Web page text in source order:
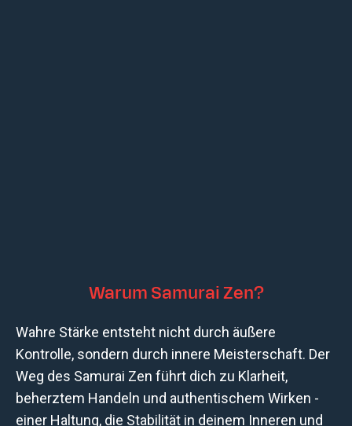
Warum Samurai Zen?
Wahre Stärke entsteht nicht durch äußere
Kontrolle, sondern durch innere Meisterschaft. Der
Weg des Samurai Zen führt dich zu Klarheit,
beherztem Handeln und authentischem Wirken -
einer Haltung, die Stabilität in deinem Inneren und